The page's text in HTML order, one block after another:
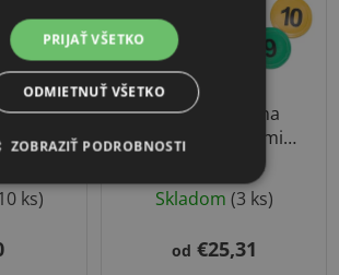
na
SET
ks)
Sada značiek na
podlahu s číslami,
písmenkami alebo
aktivitami
Skladom (3 ks)
od €25,31
PRIJAŤ VŠETKO
ODMIETNUŤ VŠETKO
ZOBRAZIŤ PODROBNOSTI